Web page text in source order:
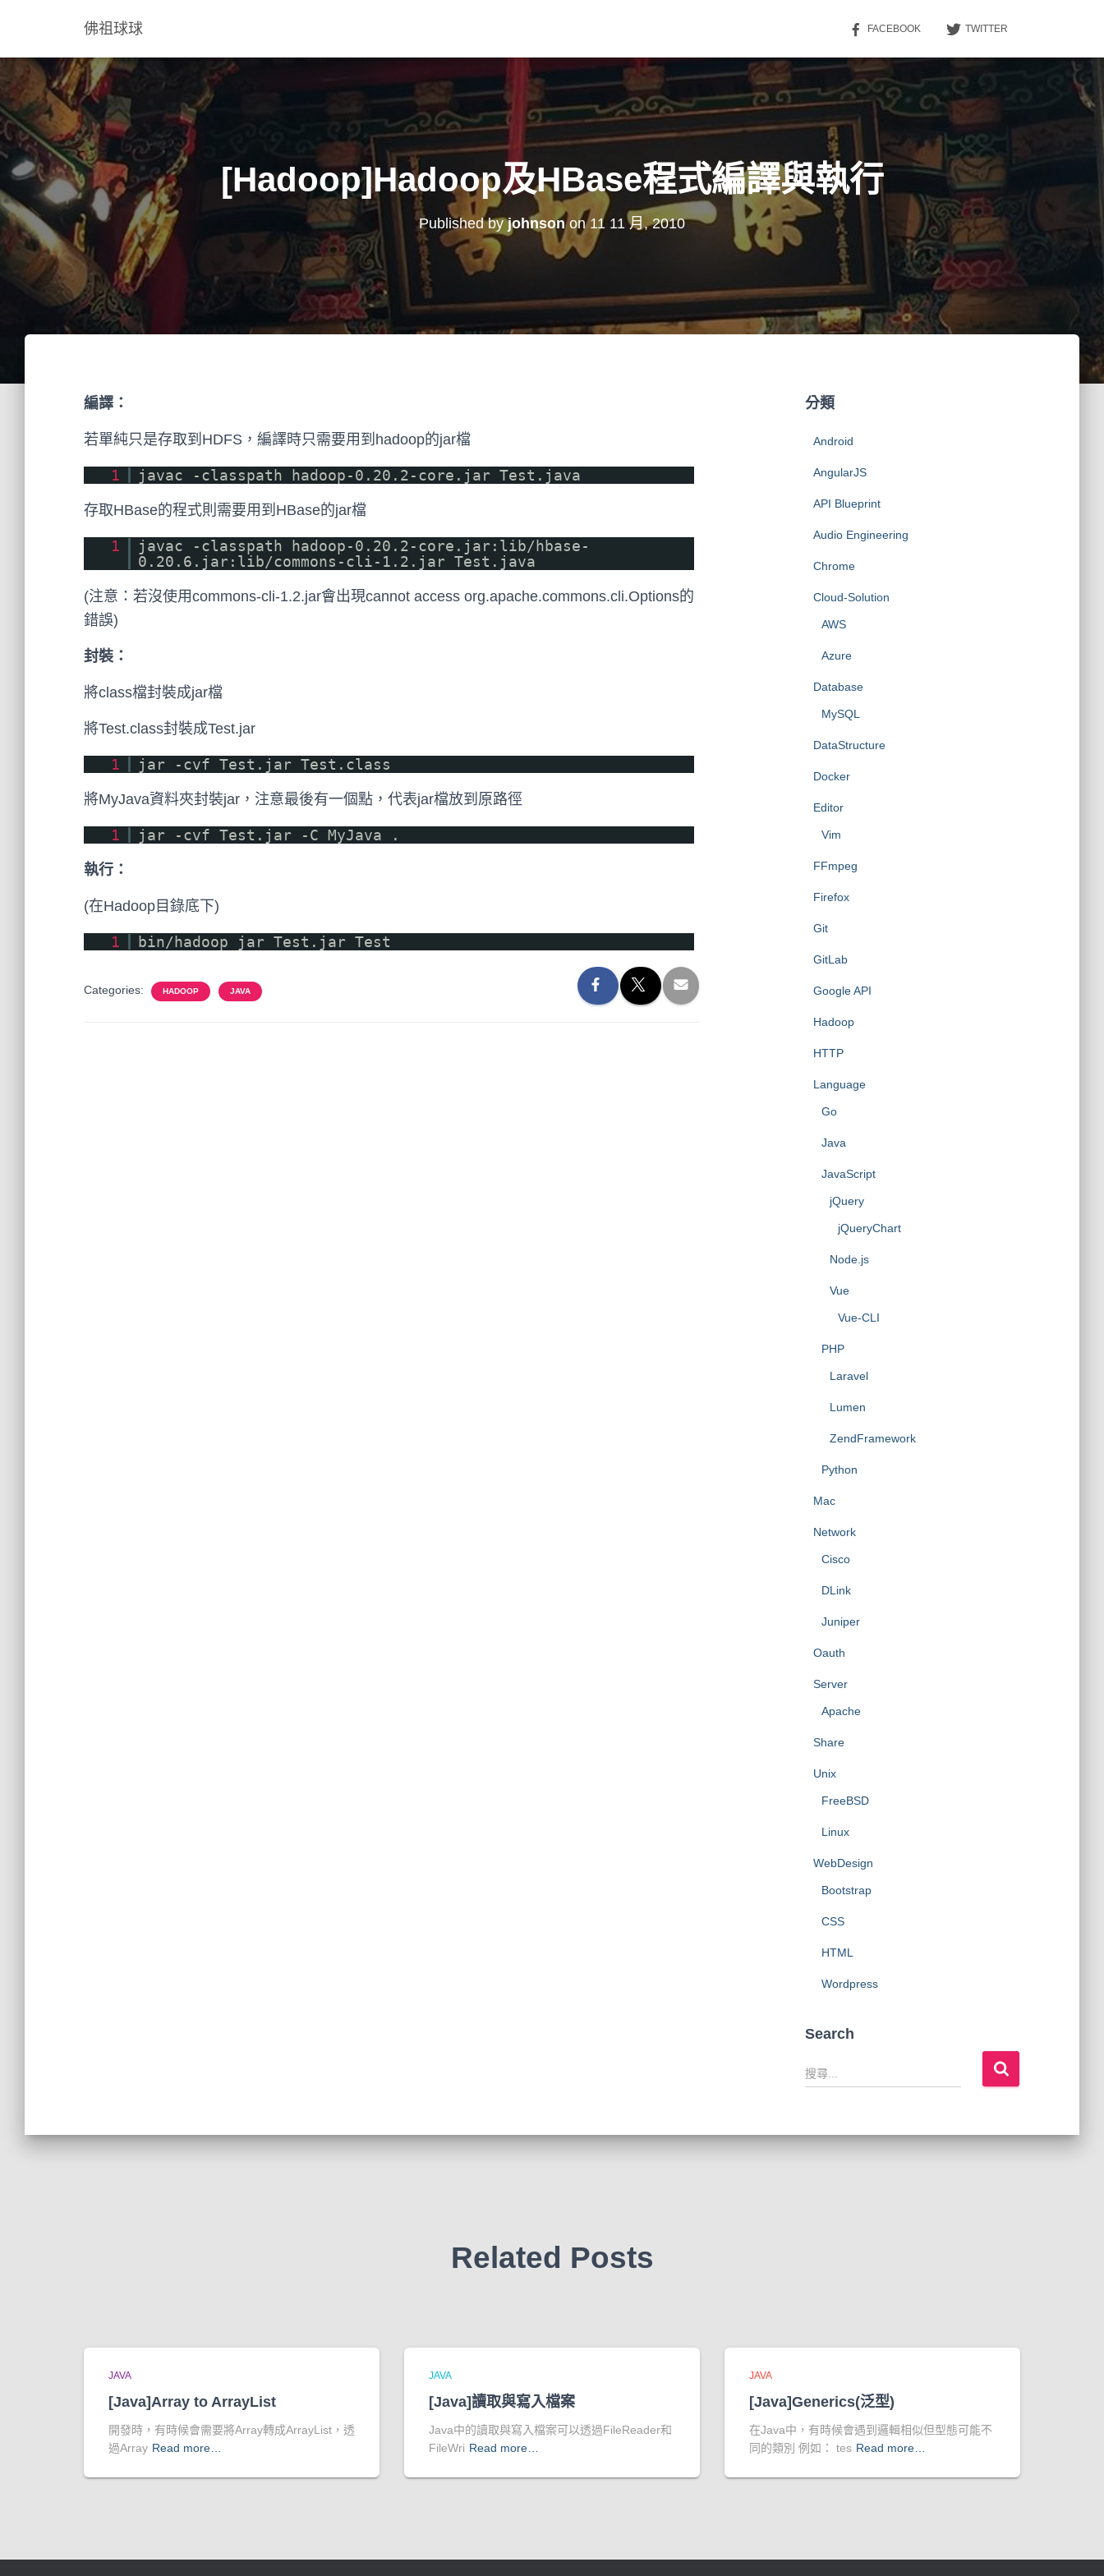
佛祖球球 FACEBOOK TWITTER
[Hadoop]Hadoop及HBase程式編譯與執行
Published byjohnsonon11 11 月, 2010
編譯：
若單純只是存取到HDFS，編譯時只需要用到hadoop的jar檔
1 javac -classpath hadoop-0.20.2-core.jar Test.java
存取HBase的程式則需要用到HBase的jar檔
1
javac -classpath hadoop-0.20.2-core.jar:lib/hbase-
0.20.6.jar:lib/commons-cli-1.2.jar Test.java
(注意：若沒使用commons-cli-1.2.jar會出現cannot access org.apache.commons.cli.Options的
錯誤)
封裝：
將class檔封裝成jar檔
將Test.class封裝成Test.jar
1 jar -cvf Test.jar Test.class
將MyJava資料夾封裝jar，注意最後有一個點，代表jar檔放到原路徑
1 jar -cvf Test.jar -C MyJava .
執行：
(在Hadoop目錄底下)
1 bin/hadoop jar Test.jar Test
Categories: HADOOP JAVA
分類
Android
AngularJS
API Blueprint
Audio Engineering
Chrome
Cloud-Solution
AWS
Azure
Database
MySQL
DataStructure
Docker
Editor
Vim
FFmpeg
Firefox
Git
GitLab
Google API
Hadoop
HTTP
Language
Go
Java
JavaScript
jQuery
jQueryChart
Node.js
Vue
Vue-CLI
PHP
Laravel
Lumen
ZendFramework
Python
Mac
Network
Cisco
DLink
Juniper
Oauth
Server
Apache
Share
Unix
FreeBSD
Linux
WebDesign
Bootstrap
CSS
HTML
Wordpress
Search
搜
尋
字
Related Posts
JAVA
[Java]Array to ArrayList
開發時，有時候會需要將Array轉成ArrayList，透
過Array Read more…
JAVA
[Java]讀取與寫入檔案
Java中的讀取與寫入檔案可以透過FileReader和
FileWri Read more…
JAVA
[Java]Generics(泛型)
在Java中，有時候會遇到邏輯相似但型態可能不
同的類別 例如： tes Read more…